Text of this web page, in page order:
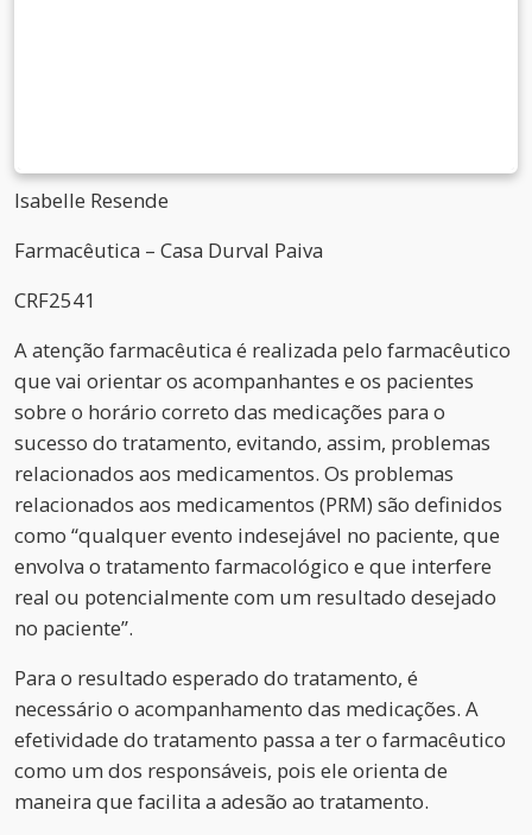
Isabelle Resende
Farmacêutica – Casa Durval Paiva
CRF2541
A atenção farmacêutica é realizada pelo farmacêutico
que vai orientar os acompanhantes e os pacientes
sobre o horário correto das medicações para o
sucesso do tratamento, evitando, assim, problemas
relacionados aos medicamentos. Os problemas
relacionados aos medicamentos (PRM) são definidos
como “qualquer evento indesejável no paciente, que
envolva o tratamento farmacológico e que interfere
real ou potencialmente com um resultado desejado
no paciente”.
Para o resultado esperado do tratamento, é
necessário o acompanhamento das medicações. A
efetividade do tratamento passa a ter o farmacêutico
como um dos responsáveis, pois ele orienta de
maneira que facilita a adesão ao tratamento.